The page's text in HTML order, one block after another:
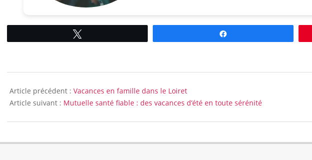
07-
06
Article précédent : Vacances en famille dans le Loiret
Article suivant : Mutuelle santé fiable : des vacances d’été en toute sérénité